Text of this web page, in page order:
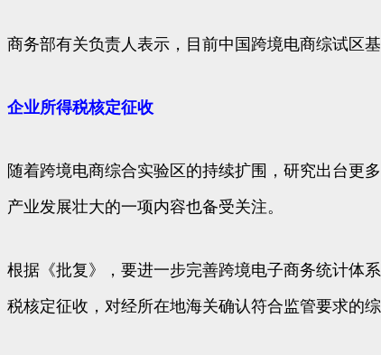
商务部有关负责人表示，目前中国跨境电商综试区
企业所得税核定征收
随着跨境电商综合实验区的持续扩围，研究出台更
产业发展壮大的一项内容也备受关注。
根据《批复》，要进一步完善跨境电子商务统计体
税核定征收，对经所在地海关确认符合监管要求的